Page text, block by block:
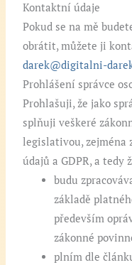
Kontaktní údaje
Pokud se na mě
obrátit, můžete ji
darek@digitalni-
Prohlášení správce
Prohlašuji, že jako
splňuji veškeré
legislativou, zejména
údajů a GDPR, a tedy
budu
základě
především
zákonné
plním dle